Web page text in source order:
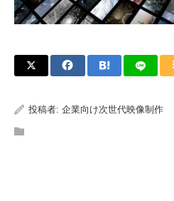
投稿者: 企業向け次世代映像制作